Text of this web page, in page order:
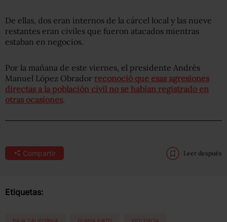
De ellas, dos eran internos de la cárcel local y las nueve
restantes eran civiles que fueron atacados mientras
estaban en negocios.
Por la mañana de este viernes, el presidente Andrés
Manuel López Obrador reconoció que esas agresiones
directas a la población civil no se habían registrado en
otras ocasiones.
Compartir Leer después
Etiquetas:
BAJA CALIFORNIA GUANAJUATO VIOLENCIA